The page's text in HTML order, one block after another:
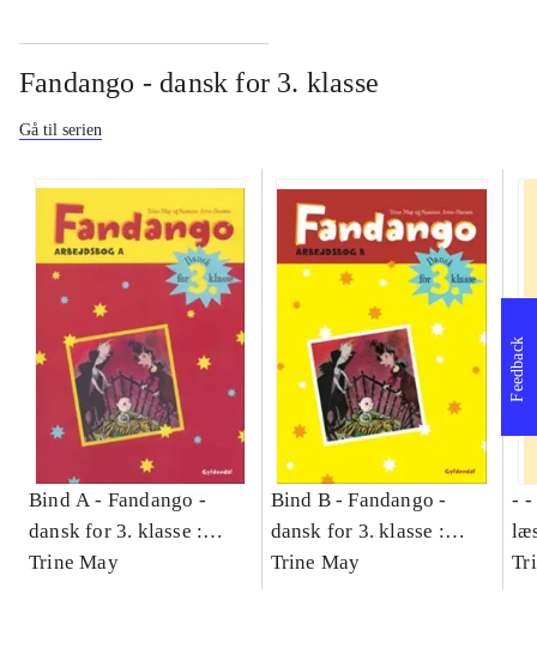
Fandango - dansk for 3. klasse
Gå til serien
Bind A - Fandango -
dansk for 3. klasse :
grundbog -- Arbejdsbog.
Trine May
Bind B -Fandango -
dansk for 3. klasse :
grundbog -- Arbejdsbog.
Trine May
- -
-
Feedback